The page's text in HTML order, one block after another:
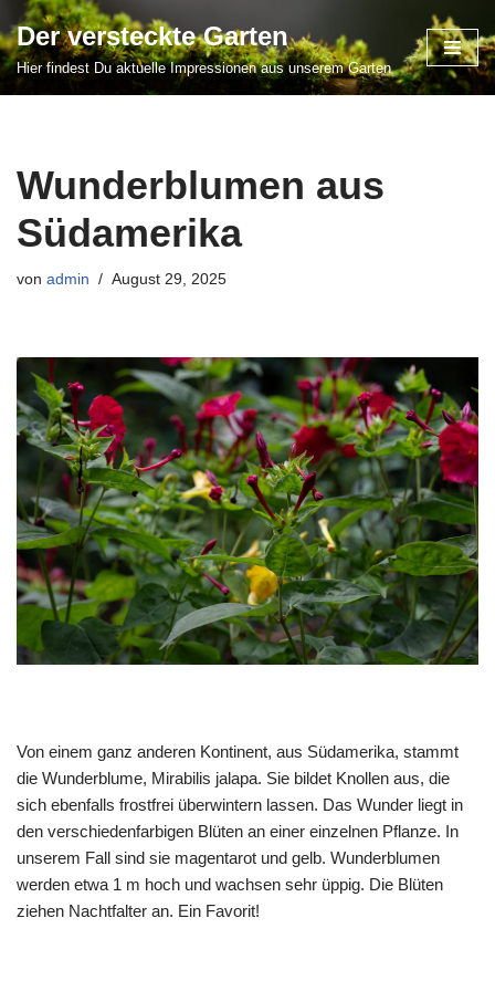
Zum
Inhalt
Der versteckte Garten
Hier findest Du aktuelle Impressionen aus unserem Garten
Wunderblumen aus
Südamerika
von admin August 29, 2025
Von einem ganz anderen Kontinent, aus Südamerika, stammt
die Wunderblume, Mirabilis jalapa. Sie bildet Knollen aus, die
sich ebenfalls frostfrei überwintern lassen. Das Wunder liegt in
den verschiedenfarbigen Blüten an einer einzelnen Pflanze. In
unserem Fall sind sie magentarot und gelb. Wunderblumen
werden etwa 1 m hoch und wachsen sehr üppig. Die Blüten
ziehen Nachtfalter an. Ein Favorit!